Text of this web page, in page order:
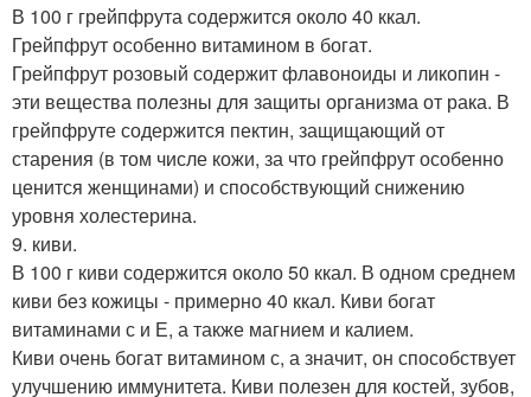
В 100 г грейпфрута содержится около 40 ккал.
Грейпфрут особенно витамином в богат.
Грейпфрут розовый содержит флавоноиды и ликопин -
эти вещества полезны для защиты организма от рака. В
грейпфруте содержится пектин, защищающий от
старения (в том числе кожи, за что грейпфрут особенно
ценится женщинами) и способствующий снижению
уровня холестерина.
9. киви.
В 100 г киви содержится около 50 ккал. В одном среднем
киви без кожицы - примерно 40 ккал. Киви богат
витаминами с и Е, а также магнием и калием.
Киви очень богат витамином с, а значит, он способствует
улучшению иммунитета. Киви полезен для костей, зубов,